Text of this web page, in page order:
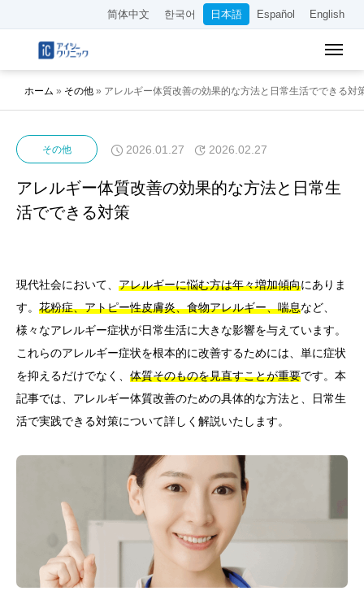
简体中文 한국어 日本語 Español English
ホーム » その他 » アレルギー体質改善の効果的な方法と日常生活でできる対
その他 2026.01.27 2026.02.27
アレルギー体質改善の効果的な方法と日常生
活でできる対策
現代社会において、 アレルギーに悩む方は年々増加傾向にありま
す。 花粉症、アトピー性皮膚炎、食物アレルギー、喘息など、
様々なアレルギー症状が日常生活に大きな影響を与えています。
これらのアレルギー症状を根本的に改善するためには、単に症状
を抑えるだけでなく、 体質そのものを見直すことが重要です。本
記事では、アレルギー体質改善のための具体的な方法と、日常生
活で実践できる対策について詳しく解説いたします。